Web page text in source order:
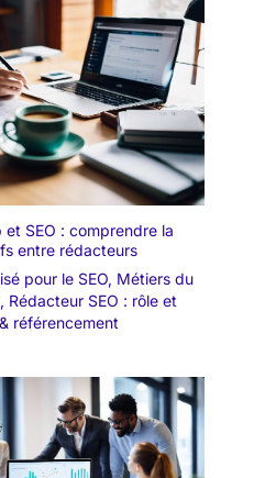
et SEO : comprendre la
entre rédacteurs
pour le SEO, Métiers du
, Rédacteur SEO : rôle et
référencement